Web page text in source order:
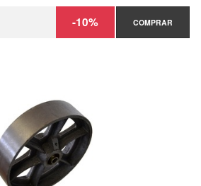
-10% COMPRAR